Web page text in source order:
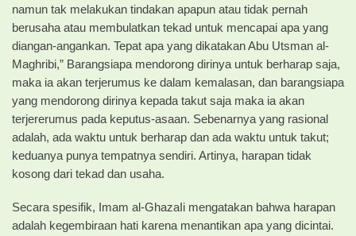
namun tak melakukan tindakan apapun atau tidak pernah
berusaha atau membulatkan tekad untuk mencapai apa yang
diangan-angankan. Tepat apa yang dikatakan Abu Utsman al-
Maghribi,” Barangsiapa mendorong dirinya untuk berharap saja,
maka ia akan terjerumus ke dalam kemalasan, dan barangsiapa
yang mendorong dirinya kepada takut saja maka ia akan
terjererumus pada keputus-asaan. Sebenarnya yang rasional
adalah, ada waktu untuk berharap dan ada waktu untuk takut;
keduanya punya tempatnya sendiri. Artinya, harapan tidak
kosong dari tekad dan usaha.
Secara spesifik, Imam al-GhazaIi mengatakan bahwa harapan
adalah kegembiraan hati karena menantikan apa yang dicintai.